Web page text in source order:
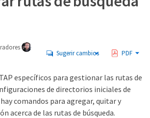
Sugerir cambios PDF
específicos para gestionar las rutas de
de directorios iniciales de
comandos para agregar, quitar y
acerca de las rutas de búsqueda.